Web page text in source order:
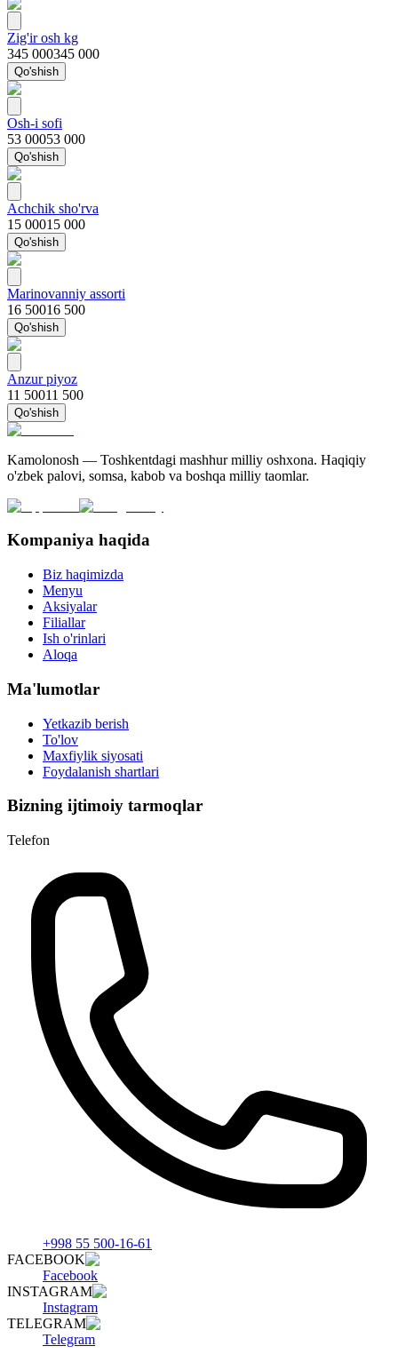
Zig'ir osh kg
345 000345 000
Qo'shish
Osh-i sofi
53 00053 000
Qo'shish
Achchik sho'rva
15 00015 000
Qo'shish
Marinovanniy assorti
16 50016 500
Qo'shish
Anzur piyoz
11 50011 500
Qo'shish
Kamolonosh — Toshkentdagi mashhur milliy oshxona. Haqiqiy
o'zbek palovi, somsa, kabob va boshqa milliy taomlar.
Kompaniya haqida
Biz haqimizda
Menyu
Aksiyalar
Filiallar
Ish o'rinlari
Aloqa
Ma'lumotlar
Yetkazib berish
To'lov
Maxfiylik siyosati
Foydalanish shartlari
Bizning ijtimoiy tarmoqlar
Telefon
+998 55 500-16-61
FACEBOOK
Facebook
INSTAGRAM
Instagram
TELEGRAM
Telegram